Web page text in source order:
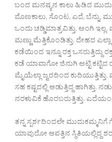
ಬಂದ ಮನಷ್ಯನ ಕಾಲು ಹಿಡಿದ
ಮೊಣಕಾಲು, ಸೊಂಟ, ಎದೆ, ಬೆನ್ನು,
ಒಂದು ಚಡ್ಡಿಮಾತ್ರವಿತ್ತು. ಅಂಗಿ ಇಲ್ಲ.
ಮಣ್ಣು ಮೆತ್ತಿಕೊಂಡಿತ್ತು. ದೇಹದ
ಕಡೆಯಿಂದ ಇನ್ನೂ ರಕ್ತ ಒಸರುತ್ತಿದ್ದು
ಕಡೆ ಯಾವಾಗೋ ಜಿನುಗಿ ಅಟ್ಟಿ ಕಟ್ಟಿದ
ಮೈಯೆಲ್ಲಾ ಜ್ವರದಿಂದ
ಸಹ ಕಷ್ಟದಲ್ಲಿ ಆಡುತ್ತಿದ್ದ ಹಾಗಿತ್ತು.
ನರಳುವಿಕೆ ಹೊರಬರುತ್ತಿತ್ತು.
ತನ್ನ ಸ್ಪರ್ಶದಿಂದಲೇ ಮುದುಕಮ್ಮನಿಗೆ
ಯಾವುದೋ ಆಪತ್ತಿನ ಸ್ಥಿತಿಯಲ್ಲಿದ್ದ